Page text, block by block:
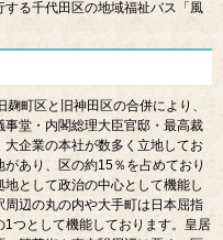
する千代田区の地域福祉バス「風
町区と旧神田区の合併により、
堂・内閣総理大臣官邸・最高裁
企業の本社が数多く立地してお
があり、区の約15％を占めており
として政治の中心として機能し
辺の丸の内や大手町は日本屈指
1つとして機能しております。皇居